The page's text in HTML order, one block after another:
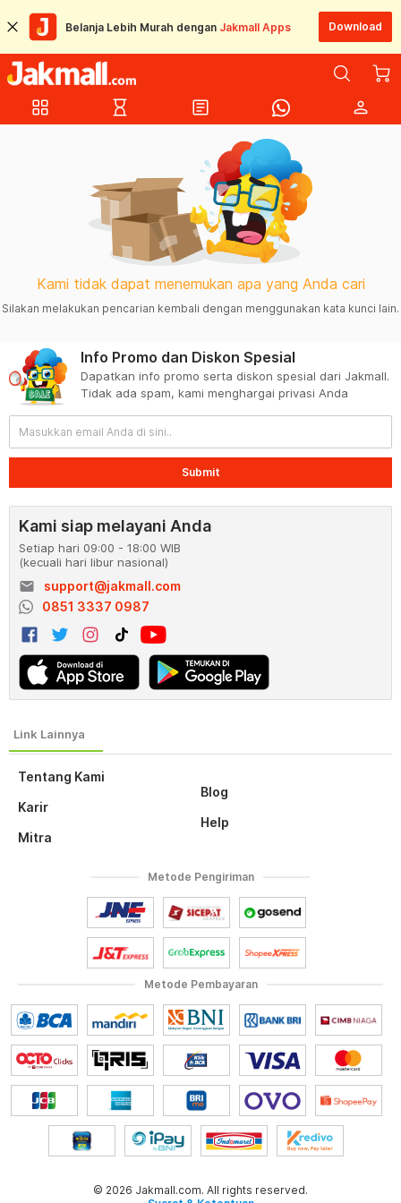
Belanja Lebih Murah dengan Jakmall Apps Download
grid_view hourglass_empty article person
Kami tidak dapat menemukan apa yang Anda cari
Silakan melakukan pencarian kembali dengan menggunakan kata kunci lain.
Tentang Kami
Karir
Mitra
Blog
Help
Info Promo dan Diskon Spesial
Dapatkan info promo serta diskon spesial dari Jakmall.
Tidak ada spam, kami menghargai privasi Anda
Submit
Kami siap melayani Anda
Setiap hari 09:00 - 18:00 WIB
(kecuali hari libur nasional)
email
support@jakmall.com
0851 3337 0987
Metode Pembayaran
Metode Pengiriman
© 2026 Jakmall.com. All rights reserved.